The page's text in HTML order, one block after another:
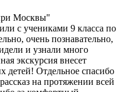
Москвы"
с учениками 9 класса по
очень познавательно,
и узнали много
экскурсия внесет
детей! Отдельное спасибо
на протяжении всей